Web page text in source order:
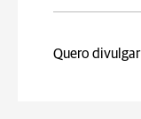
Quero divulgar